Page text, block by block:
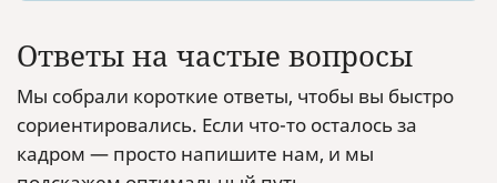
Ответы на частые вопросы
Мы собрали короткие ответы, чтобы вы быстро
сориентировались. Если что-то осталось за
кадром — просто напишите нам, и мы